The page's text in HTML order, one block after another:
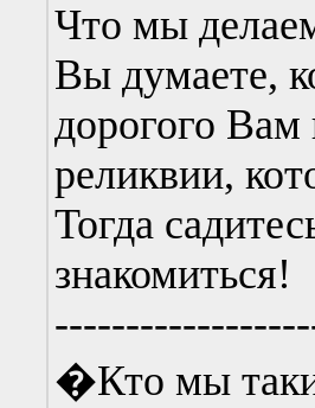
Что мы
Вы думаете,
дорогого Вам
реликвии,
Тогда
знакомиться!
�Кто мы